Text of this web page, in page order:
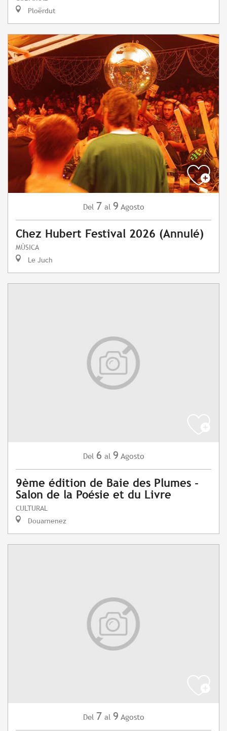
Ploërdut
Del 7 al 9 Agosto
Chez Hubert Festival 2026 (Annulé)
MÚSICA
Le Juch
Del 6 al 9 Agosto
9ème édition de Baie des Plumes -
Salon de la Poésie et du Livre
CULTURAL
Douarnenez
Del 7 al 9 Agosto